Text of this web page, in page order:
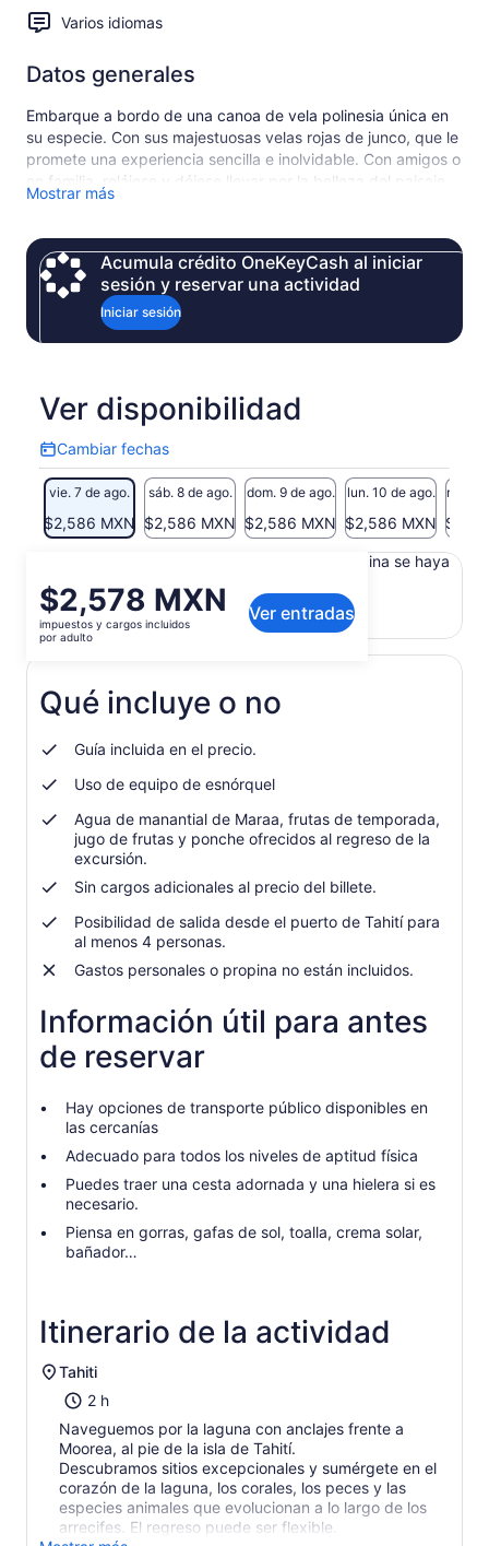
Varios idiomas
Datos generales
Embarque a bordo de una canoa de vela polinesia única en
su especie. Con sus majestuosas velas rojas de junco, que le
promete una experiencia sencilla e inolvidable. Con amigos o
en familia, relájese y déjese llevar por la belleza del paisaje.
Algunos fondeaderos le permitirán zambullirse en las aguas
disfrutar de un momento de calma. Durante cuatro horas,
déjese llevar por esta extraordinaria aventura. Traiga todo lo
que necesite y póngase en contacto con nosotros para
cualquier información adicional.
Mostrar más
Acumula crédito OneKeyCash al iniciar
sesión y reservar una actividad
Iniciar sesión
Ver disponibilidad
Cambiar fechas
Cambiar
fechas
vie. 7 de ago.
$2,586 MXN
sáb. 8 de ago.
$2,586 MXN
dom. 9 de ago.
$2,586 MXN
lun. 10 de ago.
$2,586 MXN
mar.
El
precio
es
por
$2,578 MXN
impuestos y cargos incluidos
por adulto
Ver entradas
Es posible que el contenido de esta página se haya
Ver texto original (en inglés)
Opinar sobre esta traducción
Qué incluye o no
Guía incluida en el precio.
Uso de equipo de esnórquel
Agua de manantial de Maraa, frutas de temporada,
jugo de frutas y ponche ofrecidos al regreso de la
excursión.
Sin cargos adicionales al precio del billete.
Posibilidad de salida desde el puerto de Tahití para
al menos 4 personas.
Gastos personales o propina no están incluidos.
Información útil para antes
de reservar
Hay opciones de transporte público disponibles en
las cercanías
Adecuado para todos los niveles de aptitud física
Puedes traer una cesta adornada y una hielera si es
necesario.
Piensa en gorras, gafas de sol, toalla, crema solar,
bañador…
Itinerario de la actividad
Tahiti
2 h
Naveguemos por la laguna con anclajes frente a
Moorea, al pie de la isla de Tahití.
Descubramos sitios excepcionales y sumérgete en el
corazón de la laguna, los corales, los peces y las
especies animales que evolucionan a lo largo de los
arrecifes. El regreso puede ser flexible.